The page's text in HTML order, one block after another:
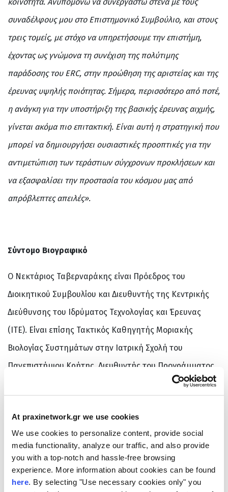
At praxinetwork.gr we use cookies
We use cookies to personalize content, provide social
media functionality, analyze our traffic, and also provide
you with a top-notch and hassle-free browsing
experience. More information about cookies can be found
here. By selecting "Use necessary cookies only" you
συναδέλφους μου στο Επιστημονικό Συμβούλιο, και στους
τρεις τομείς, με στόχο να υπηρετήσουμε την επιστήμη,
έχοντας ως γνώμονα τη συνέχιση της πολύτιμης
παράδοσης του ERC, στην προώθηση της αριστείας και της
έρευνας υψηλής ποιότητας. Σήμερα, περισσότερο από ποτέ,
η ανάγκη για την υποστήριξη της βασικής έρευνας αιχμής,
γίνεται ακόμα πιο επιτακτική. Είναι αυτή η στρατηγική που
μπορεί να δημιουργήσει ουσιαστικές προοπτικές για την
αντιμετώπιση των τεράστιων σύγχρονων προκλήσεων και
να εξασφαλίσει την προστασία του κόσμου μας από
απρόβλεπτες απειλές».
Σύντομο Βιογραφικό
Ο Νεκτάριος Ταβερναράκης είναι Πρόεδρος του
Διοικητικού Συμβουλίου και Διευθυντής της Κεντρικής
Διεύθυνσης του Ιδρύματος Τεχνολογίας και Έρευνας
(ΙΤΕ). Είναι επίσης Τακτικός Καθηγητής Μοριακής
Βιολογίας Συστημάτων στην Ιατρική Σχολή του
Πανεπιστήμιου Κρήτης, Διευθυντής του Προγράμματος
Μεταπτυχιακών Σπουδών στη ΒιοΠληροφορική της
Ινστιτούτου Μοριακής Βιολογίας και Βιοτεχνολογίας του
ΙΤΕ, όπου ηγείται του Εργαστηρίου Νευρογενετικής και
Γήρανσης. Σπούδασε Βιολογία στο Αριστοτέλειο
Πανεπιστήμιο της Θεσσαλονίκης, είναι διδάκτορας του